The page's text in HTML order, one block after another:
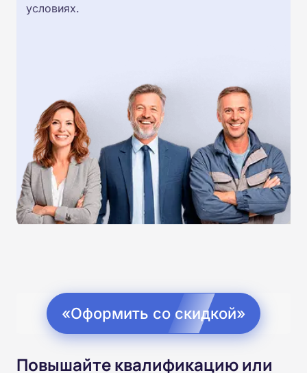
условиях.
«Оформить со скидкой»
Повышайте квалификацию или